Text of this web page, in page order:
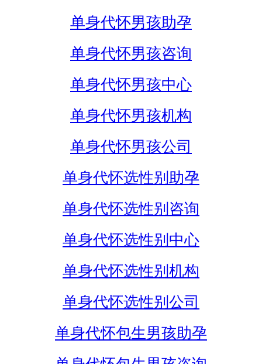
单身代怀男孩助孕
单身代怀男孩咨询
单身代怀男孩中心
单身代怀男孩机构
单身代怀男孩公司
单身代怀选性别助孕
单身代怀选性别咨询
单身代怀选性别中心
单身代怀选性别机构
单身代怀选性别公司
单身代怀包生男孩助孕